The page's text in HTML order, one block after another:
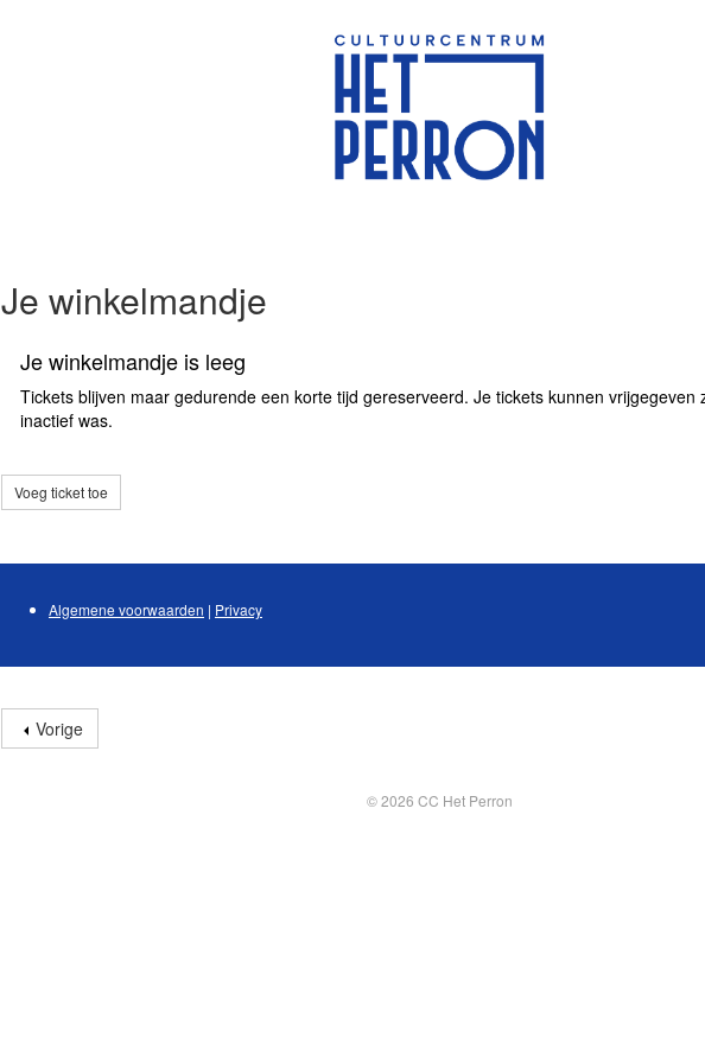
Je winkelmandje
Je winkelmandje is leeg
Tickets blijven maar gedurende een korte tijd gereserveerd. Je tickets kunnen vrijgegeven
inactief was.
Voeg ticket toe
Algemene voorwaarden | Privacy
Vorige
© 2026 CC Het Perron